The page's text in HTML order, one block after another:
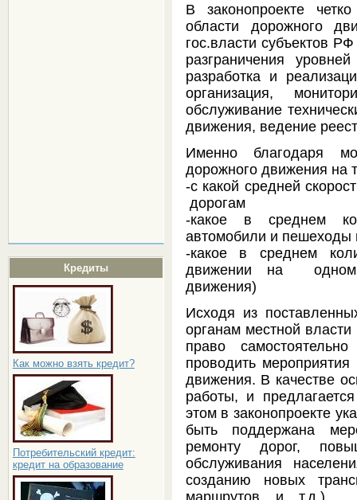
Кредиты
Как можно взять кредит?
Потребительский кредит:
кредит на образование
В законопроекте
области дорожного
гос.власти субъектов
разграничения
разработка и
организация,
обслуживание
движения, ведение
Именно благодаря
дорожного движения на
-с какой средней
дорогам
-какое в среднем
автомобили и пешеходы
-какое в среднем
движении на одном
движения)
Исходя из
органам местной
право
проводить
движения. В качестве
работы, и
этом в законопроекте
быть поддержана
ремонту дорог,
обслуживания
созданию новых
маршрутов и т.д.),